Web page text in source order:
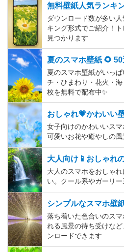
無料壁紙人気ランキ
ダウンロード数が多い
キング形式でご紹介！
見つかります
夏のスマホ壁紙 🌻 50
夏のスマホ壁紙がいっ
チ・ひまわり・花火・
枚を無料で配布中✨
おしゃれ💗かわいい
女子向けのかわいいス
可愛いお花や癒やしの風
大人向け📱おしゃれ
大人のスマホをおしゃ
い。クール系やガーリー
シンプルなスマホ壁
落ち着いた色合いのス
れる風景の待ち受けな
ンロードできます